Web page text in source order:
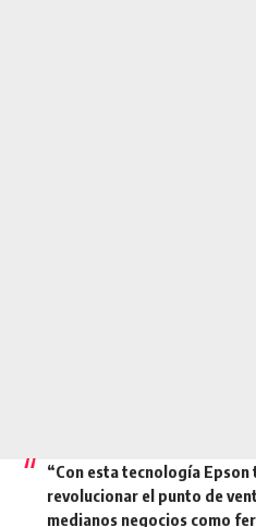
“Con esta tecnología
revolucionar el punto de
medianos negocios como